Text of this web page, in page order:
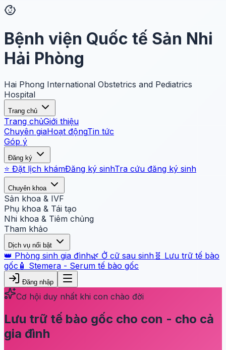
Bệnh viện Quốc tế Sản Nhi
Hải Phòng
Hai Phong International Obstetrics and Pediatrics
Hospital
Trang chủ
Trang chủGiới thiệu
Chuyên giaHoạt độngTin tức
Góp ý
Đăng ký
⭐ Đặt lịch khámĐăng ký sinhTra cứu đăng ký sinh
Chuyên khoa
Sản khoa & IVF
Phụ khoa & Tái tạo
Nhi khoa & Tiêm chủng
Tham khảo
Dịch vụ nổi bật
👑 Phòng sinh gia đình🌿 Ở cữ sau sinh 🧬 Lưu trữ tế bào
gốc 🧴 Stemera - Serum tế bào gốc
Đăng nhập
Cơ hội duy nhất khi con chào đời
Lưu trữ tế bào gốc cho con - cho cả
gia đình